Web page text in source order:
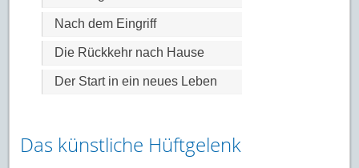
Nach dem Eingriff
Die Rückkehr nach Hause
Der Start in ein neues Leben
Das künstliche Hüftgelenk